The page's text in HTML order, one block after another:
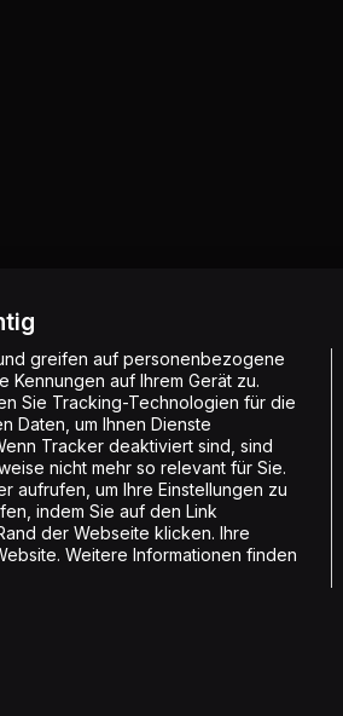
greifen auf personenbezogene
auf Ihrem Gerät zu.
Sie Tracking-Technologien für die
Daten, um Ihnen Dienste
Tracker deaktiviert sind, sind
nicht mehr so relevant für Sie.
aufrufen, um Ihre Einstellungen zu
indem Sie auf den Link
der Webseite klicken. Ihre
Weitere Informationen finden